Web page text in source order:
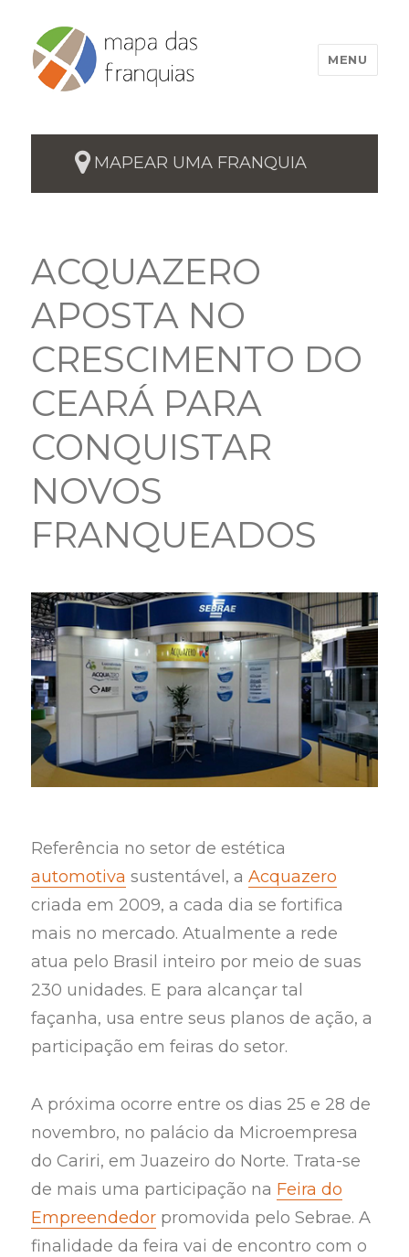
MENU
MAPEAR UMA FRANQUIA
ACQUAZERO
APOSTA NO
CRESCIMENTO DO
CEARÁ PARA
CONQUISTAR
NOVOS
FRANQUEADOS
Referência no setor de estética
automotiva sustentável, aAcquazero
criada em 2009, a cada dia se fortifica
mais no mercado. Atualmente a rede
atua pelo Brasil inteiro por meio de suas
230 unidades. E para alcançar tal
façanha, usa entre seus planos de ação, a
participação em feiras do setor.
A próxima ocorre entre os dias 25 e 28 de
novembro, no palácio da Microempresa
do Cariri, em Juazeiro do Norte. Trata-se
de mais uma participação na Feira do
Empreendedor promovida pelo Sebrae. A
finalidade da feira vai de encontro com o